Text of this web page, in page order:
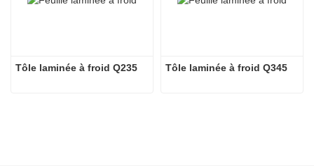
Tôle laminée à froid Q235 Tôle laminée à froid Q345